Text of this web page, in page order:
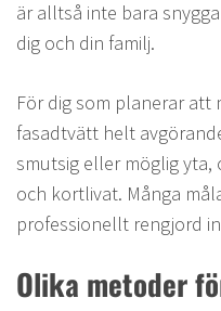
är alltså inte bara
dig och din familj.
För dig som planerar
fasadtvätt helt
smutsig eller möglig
och kortlivat. Många
professionellt rengjord
Olika metoder